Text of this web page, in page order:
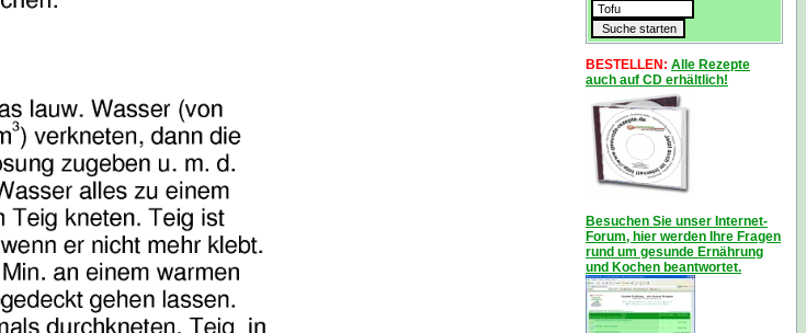
BESTELLEN: Alle Rezepte
auch auf CD erhältlich!
Besuchen Sie unser Internet-
Forum, hier werden Ihre Fragen
rund um gesunde Ernährung
und Kochen beantwortet.